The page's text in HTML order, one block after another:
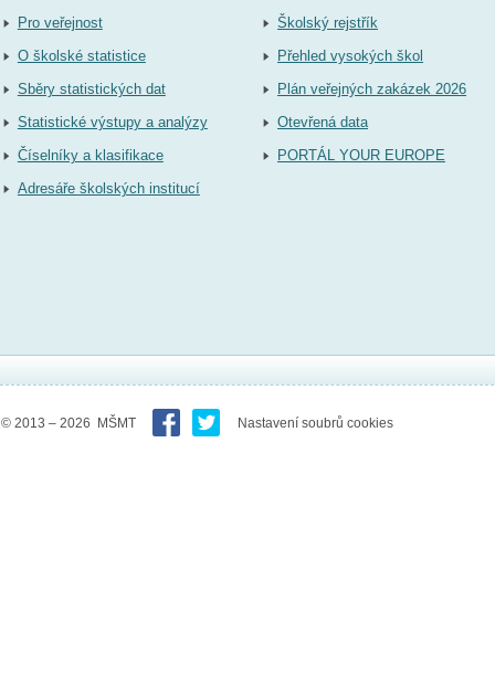
Pro veřejnost
O školské statistice
Sběry statistických dat
Statistické výstupy a analýzy
Číselníky a klasifikace
Adresáře školských institucí
Školský rejstřík
Přehled vysokých škol
Plán veřejných zakázek 2026
Otevřená data
PORTÁL YOUR EUROPE
© 2013 – 2026 MŠMT Nastavení soubrů cookies